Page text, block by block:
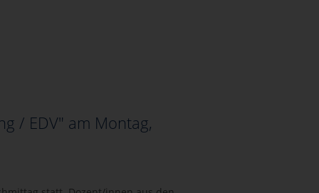
/ EDV" am Montag,